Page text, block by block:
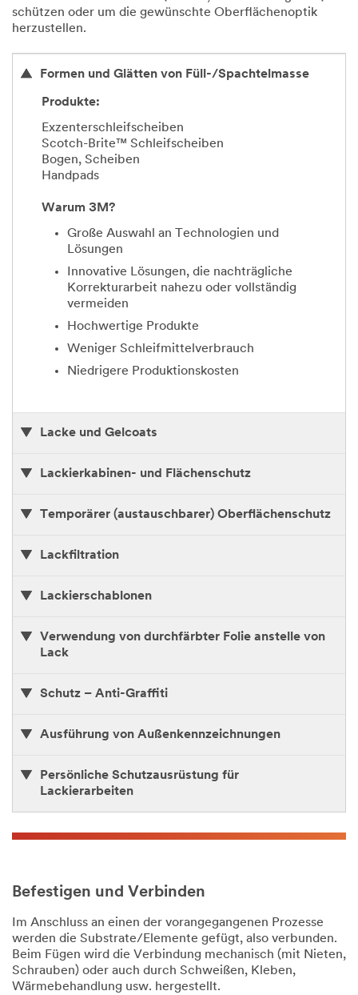
schützen oder um die gewünschte Oberflächenoptik
herzustellen.
Formen und Glätten von Füll-/Spachtelmasse
Produkte:
Exzenterschleifscheiben
Scotch-Brite™ Schleifscheiben
Bogen, Scheiben
Handpads
Warum 3M?
Große Auswahl an Technologien und
Lösungen
Innovative Lösungen, die nachträgliche
Korrekturarbeit nahezu oder vollständig
vermeiden
Hochwertige Produkte
Weniger Schleifmittelverbrauch
Niedrigere Produktionskosten
Lacke und Gelcoats
Lackierkabinen- und Flächenschutz
Temporärer (austauschbarer) Oberflächenschutz
Lackfiltration
Lackierschablonen
Verwendung von durchfärbter Folie anstelle von
Lack
Schutz – Anti-Graffiti
Ausführung von Außenkennzeichnungen
Persönliche Schutzausrüstung für
Lackierarbeiten
Befestigen und Verbinden
Im Anschluss an einen der vorangegangenen Prozesse
werden die Substrate/Elemente gefügt, also verbunden.
Beim Fügen wird die Verbindung mechanisch (mit Nieten,
Schrauben) oder auch durch Schweißen, Kleben,
Wärmebehandlung usw. hergestellt.